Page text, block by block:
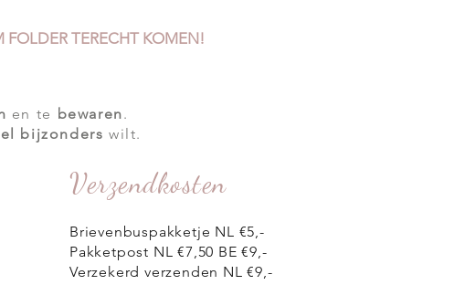
FOLDER TERECHT KOMEN!
en te bewaren.
bijzonders wilt.
Verzendkosten
Brievenbuspakketje NL €5,-
Pakketpost NL €7,50 BE €9,-
Verzekerd verzenden NL €9,-